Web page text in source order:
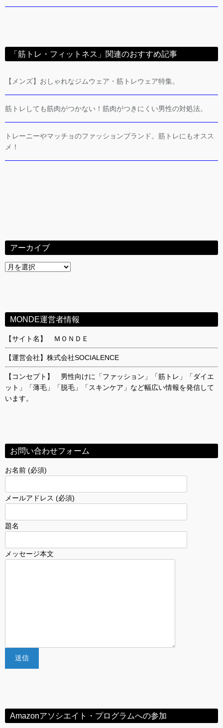
「筋トレ・フィットネス」関連のおすすめ記事
【メンズ】おしゃれなジムウェア・筋トレウェア特集。
筋トレしても筋肉がつかない！筋肉がつきにくい男性の対処法。
トレーニーやマッチョのファッションブランド。筋トレにもオスス
メ！
アーカイブ
ア
MONDE運営者情報
【サイト名】 ＭＯＮＤＥ
【運営会社】株式会社SOCIALENCE
【コンセプト】 男性向けに「ファッション」「筋トレ」「ダイエ
ット」「薄毛」「脱毛」「スキンケア」など幅広い情報を発信して
います。
お問い合わせフォーム
お名前 (必須)
メールアドレス (必須)
題名
メッセージ本文
Amazonアソシエイト・プログラムへの参加